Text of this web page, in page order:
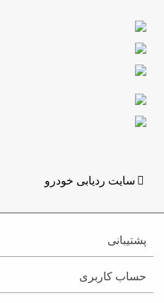
سایت ردیابی خودرو
پشتیبانی
حساب کاربری